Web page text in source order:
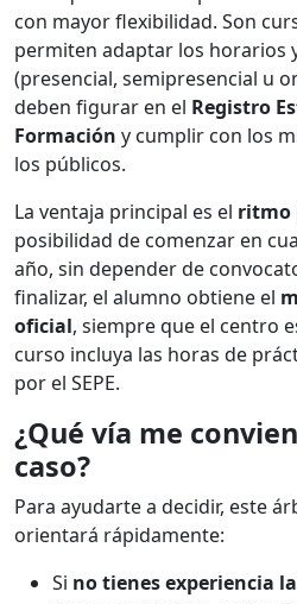
con mayor flexibilidad. Son
permiten adaptar los horarios
(presencial, semipresencial u
deben figurar en el Registro
Formación y cumplir con los
los públicos.
La ventaja principal es el ritmo
posibilidad de comenzar en
año, sin depender de
finalizar, el alumno obtiene el
oficial, siempre que el centro
curso incluya las horas de
por el SEPE.
¿Qué vía me
caso?
Para ayudarte a decidir, este
orientará rápidamente:
Si no tienes experiencia